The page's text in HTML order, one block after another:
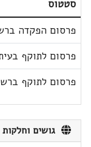
סטטוס
פרסום הפקדה
פרסום לתוקף
פרסום לתוקף
גושים וחלקות